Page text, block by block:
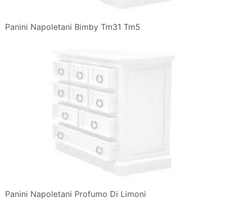
Panini Napoletani Bimby Tm31 Tm5
Panini Napoletani Profumo Di Limoni